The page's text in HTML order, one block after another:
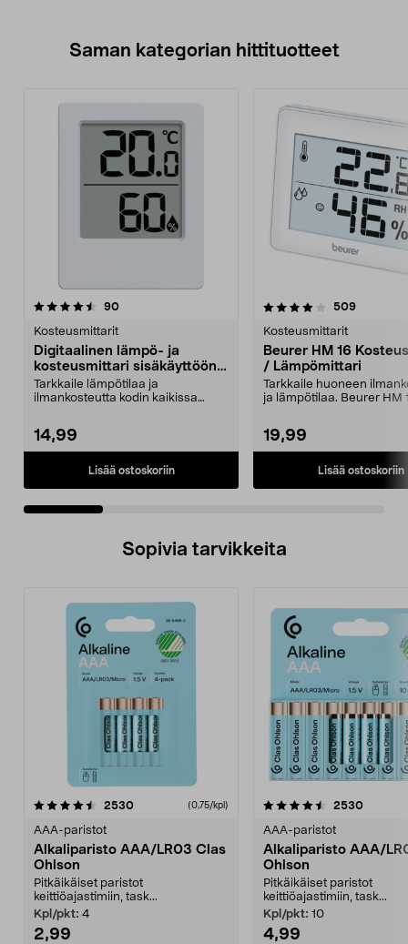
Saman kategorian hittituotteet
90arvostelut
Kosteusmittarit
Digitaalinen lämpö- ja
kosteusmittari sisäkäyttöön,
3 kpl
Tarkkaile lämpötilaa ja
ilmankosteutta kodin kaikissa
14,99
Lisää ostoskoriin
4.0 viidestä
509arvostelut
Kosteusmittarit
Beurer HM 16
/ Lämpömittari
Tarkkaile huoneen
ja lämpötilaa. Beurer HM
19,99
Lisää ostoskoriin
4.0 viidestä
Sopivia tarvikkeita
2530arvostelut (0,75/kpl)
AAA-paristot
Alkaliparisto AAA/LR03 Clas
Ohlson
Pitkäikäiset paristot
keittiöajastimiin, task...
Kpl/pkt: 4
2,99
4.5viidestä
2530
AAA-paristot
Alkaliparisto AAA/
Ohlson
Pitkäikäiset paristot
keittiöajastimiin, task...
Kpl/pkt: 10
4,99
4.5viidestä